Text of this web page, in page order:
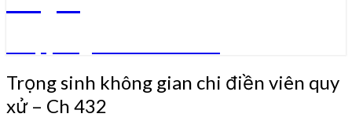
Trọng
sinh
không
Trọng sinh không gian chi điền viên quy
xử – Ch 432